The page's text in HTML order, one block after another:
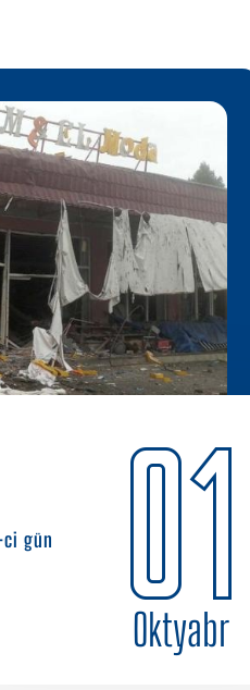
gün 01
Oktyabr